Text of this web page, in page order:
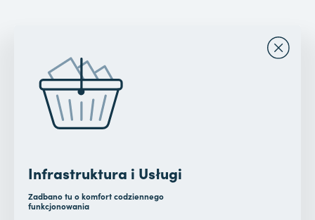
Infrastruktura i Usługi
Zadbano tu o komfort codziennego
funkcjonowania